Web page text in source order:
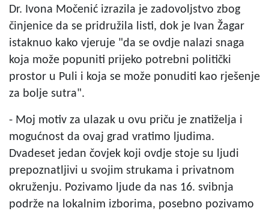
Dr. Ivona Močenić izrazila je zadovoljstvo zbog
činjenice da se pridružila listi, dok je Ivan Žagar
istaknuo kako vjeruje "da se ovdje nalazi snaga
koja može popuniti prijeko potrebni politički
prostor u Puli i koja se može ponuditi kao rješenje
za bolje sutra".
- Moj motiv za ulazak u ovu priču je znatiželja i
mogućnost da ovaj grad vratimo ljudima.
Dvadeset jedan čovjek koji ovdje stoje su ljudi
prepoznatljivi u svojim strukama i privatnom
okruženju. Pozivamo ljude da nas 16. svibnja
podrže na lokalnim izborima, posebno pozivamo